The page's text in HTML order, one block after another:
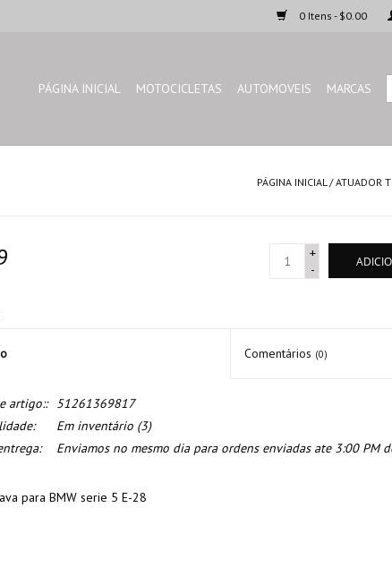
0 Itens - $0.00
PÁGINA INICIAL MOTOCICLETAS AUTOMOVEIS MARCAS
PÁGINA INICIAL/ATUADOR
+
-
Comentários (0)
artigo::
51261369817
Em inventário(3)
Enviamos no mesmo dia para ordens enviadas ate 3:00 PM
para BMW serie 5 E-28